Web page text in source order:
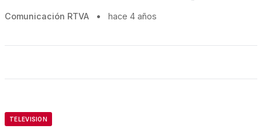
Comunicación RTVA • hace 4 años
TELEVISION